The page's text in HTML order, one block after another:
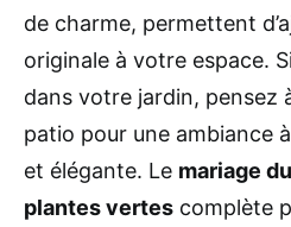
de charme, permettent
originale à votre espace.
dans votre jardin, pensez
patio pour une ambiance
et élégante. Le mariage
plantes vertes complète